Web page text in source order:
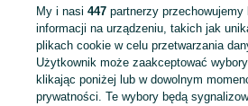
Mapa kategorii
My i nasi 447partnerzy przechowujemy
informacji na urządzeniu, takich jak
plikach cookie w celu przetwarzania
Użytkownik może zaakceptować
klikając poniżej lub w dowolnym
prywatności. Te wybory będą